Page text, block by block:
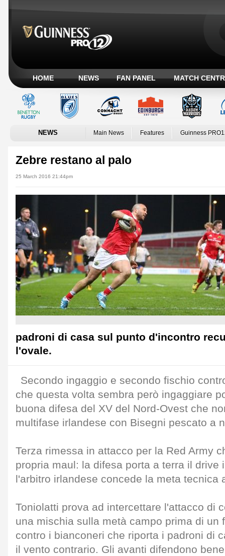
HOME NEWS FAN PANEL MATCH
NEWS Main News Features Guinness
Zebre restano al palo
25 March 2016 21:44pm
padroni di casa sul punto d'incontro
l'ovale.
Secondo ingaggio e secondo fischio
che questa volta sembra però ingaggiare
buona difesa del XV del Nord-Ovest che
multifase irlandese con Bisegni pescato a
Terza rimessa in attacco per la Red Army
propria maul: la difesa porta a terra il drive
l'arbitro irlandese concede la meta tecnica
Toniolatti prova ad intercettare l'attacco di
una mischia sulla metà campo prima di un
contro i bianconeri che riporta i padroni di
il vento contrario. Gli avanti difendono